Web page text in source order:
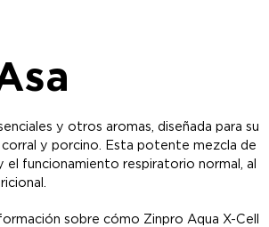
y otros aromas, diseñada para su
y porcino. Esta potente mezcla de
funcionamiento respiratorio normal, al
sobre cómo Zinpro Aqua X-Cell